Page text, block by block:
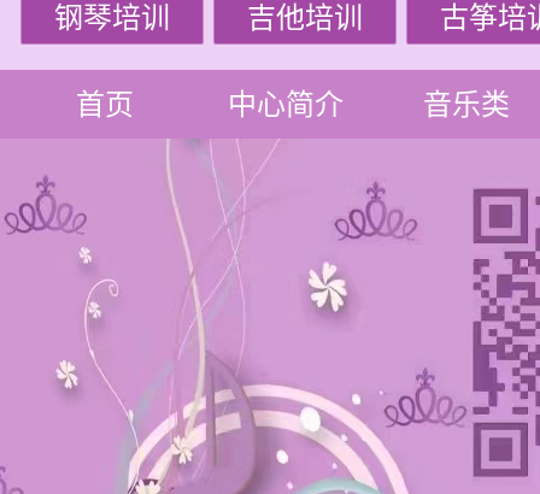
钢琴培训 吉他培训 古筝培
首页 中心简介 音乐类